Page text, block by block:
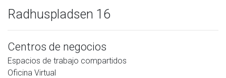
Radhuspladsen 16
Centros de negocios
Espacios de trabajo compartidos
Oficina Virtual